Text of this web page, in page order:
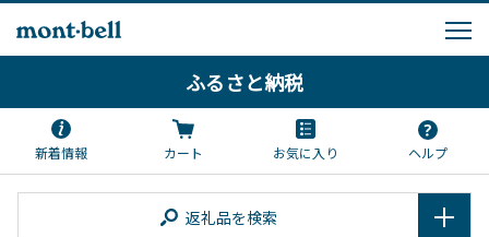
ふるさと納税
新着情報 カート お気に入り ヘルプ
返礼品を検索